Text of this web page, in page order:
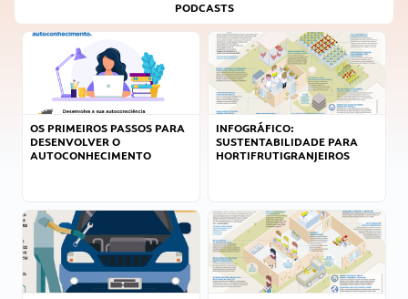
PODCASTS
OS PRIMEIROS PASSOS PARA
DESENVOLVER O
AUTOCONHECIMENTO
INFOGRÁFICO:
SUSTENTABILIDADE PARA
HORTIFRUTIGRANJEIROS